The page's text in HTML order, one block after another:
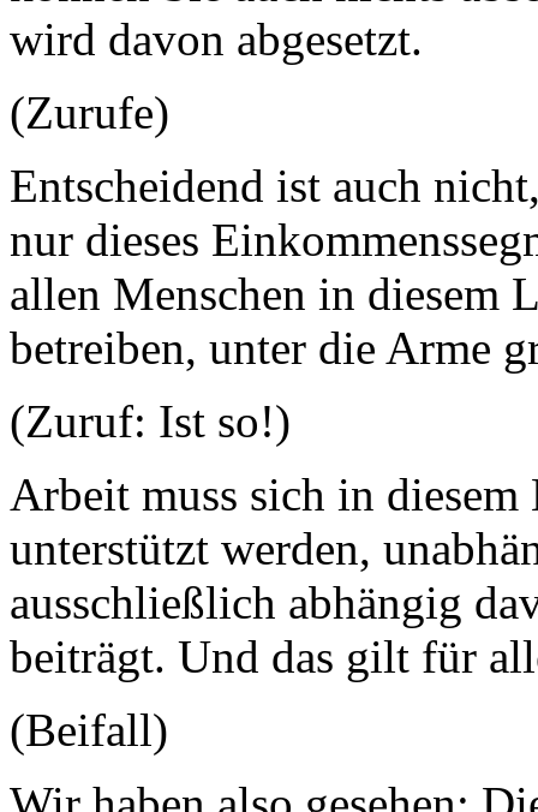
wird davon abgesetzt.
(Zurufe)
Entscheidend ist auch
nur dieses
allen Menschen in diesem
betreiben, unter die Arme
(Zuruf: Ist so!)
Arbeit muss sich in diesem
unterstützt werden,
ausschließlich abhängig
beiträgt. Und das gilt für
(Beifall)